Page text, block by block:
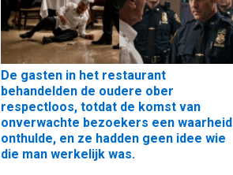
De gasten in het restaurant
behandelden de oudere ober
respectloos, totdat de komst van
onverwachte bezoekers een waarheid
onthulde, en ze hadden geen idee wie
die man werkelijk was.